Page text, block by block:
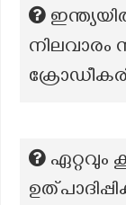
നിലവാരം
ഏറ്റവും